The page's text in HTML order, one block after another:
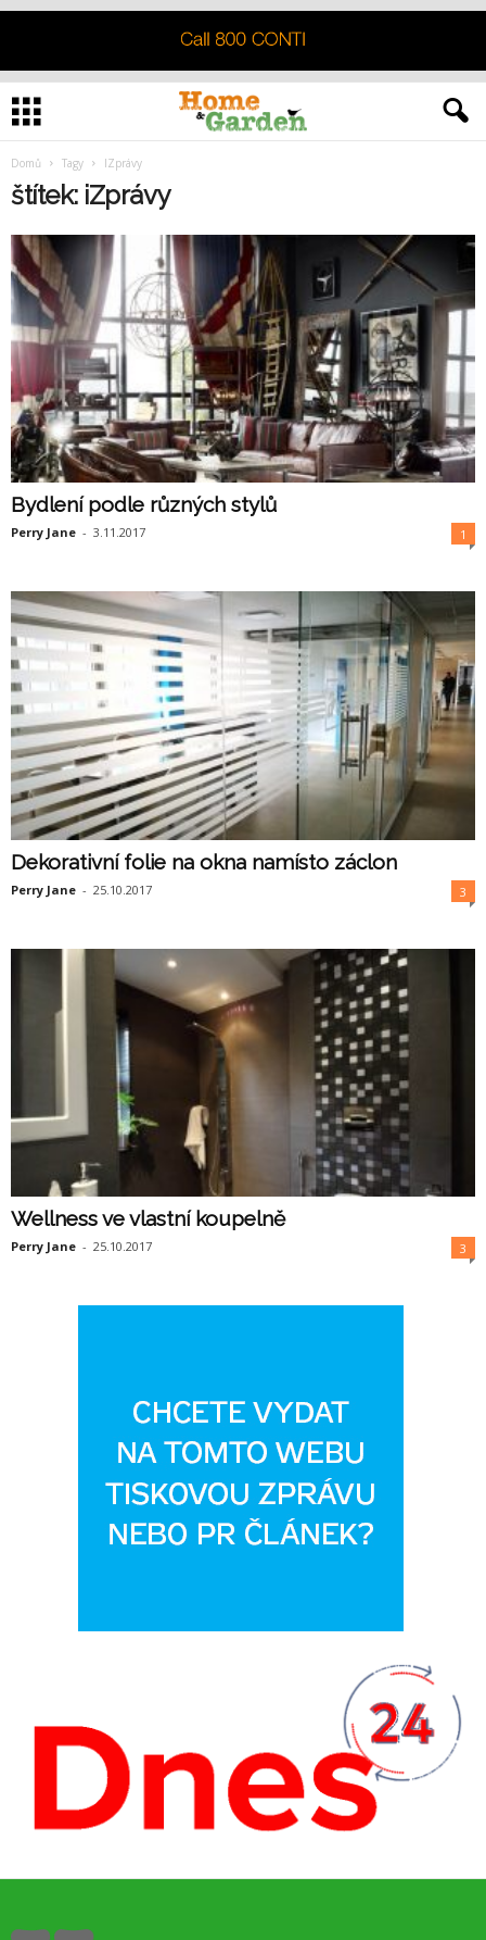
Domů Tagy IZprávy
štítek: iZprávy
Bydlení podle různých stylů
Perry Jane - 3.11.2017 1
Dekorativní folie na okna namísto záclon
Perry Jane - 25.10.2017 3
Wellness ve vlastní koupelně
Perry Jane - 25.10.2017 3